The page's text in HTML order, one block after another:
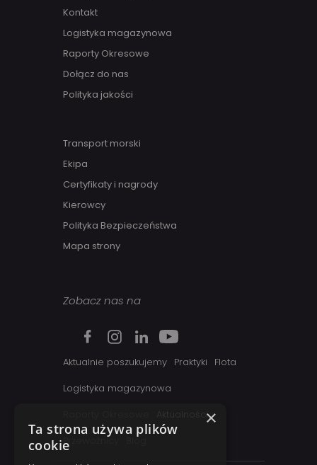
Kontakt
Logistyka magazynowa
Raporty Okresowe
Dołącz do nas
Polityka jakości
Transport morski
Ekipa
Certyfikaty i nagrody
Kierowcy
Polityka Bezpieczeństwa
Mapa strony
Zobacz nas na
Aktualnie poszukujemy Praktyki
Flota
Logistyka magazynowa
Aktualności
Przewoźnicy
Blog
×
Ta strona używa plików
cookie